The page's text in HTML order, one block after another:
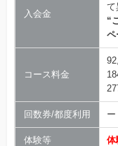
入会金
て
“
ペ
コース料金
回数券/都度利用 ー
体験等 体